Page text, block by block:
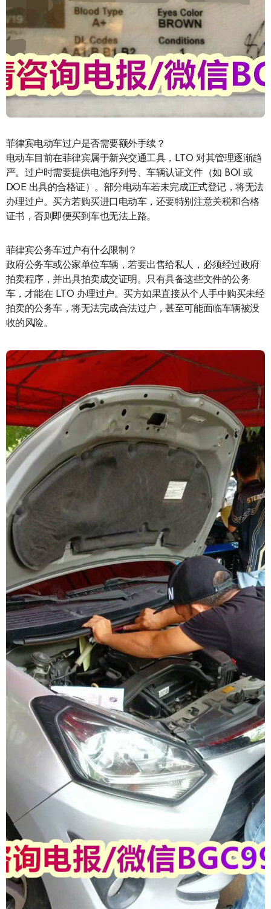
菲律宾电动车过户是否需要额外手续？
电动车目前在菲律宾属于新兴交通工具，LTO 对其管理逐渐趋
严。过户时需要提供电池序列号、车辆认证文件（如 BOI 或
DOE 出具的合格证）。部分电动车若未完成正式登记，将无法
办理过户。买方若购买进口电动车，还要特别注意关税和合格
证书，否则即便买到车也无法上路。
菲律宾公务车过户有什么限制？
政府公务车或公家单位车辆，若要出售给私人，必须经过政府
拍卖程序，并出具拍卖成交证明。只有具备这些文件的公务
车，才能在 LTO 办理过户。买方如果直接从个人手中购买未经
拍卖的公务车，将无法完成合法过户，甚至可能面临车辆被没
收的风险。